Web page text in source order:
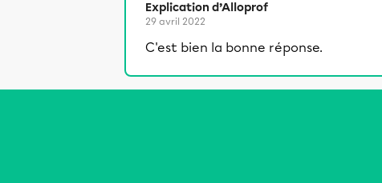
Explication d’Alloprof
29 avril 2022
C'est bien la bonne réponse.